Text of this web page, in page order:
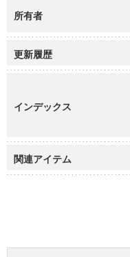
所有者
更新履歴
インデックス
関連アイテム